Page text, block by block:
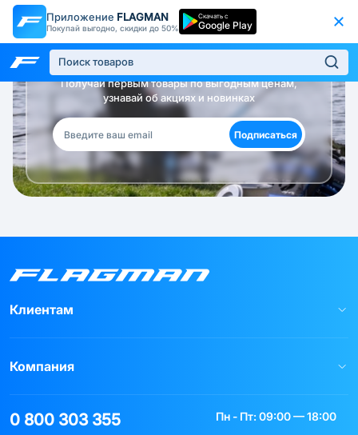
Приложение FLAGMAN
Покупай выгодно, скидки до 50%
Скачать с
Google Play
Будь в курсе!
Получай первым товары по выгодным ценам,
узнавай об акциях и новинках
Подписаться
Клиентам
Компания
0 800 303 355
Пн - Пт: 09:00 — 18:00